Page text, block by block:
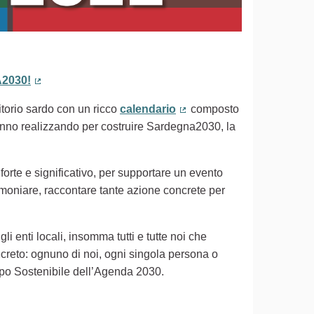
sardo con un ricco calendario
(Collegamento esterno)
composto
realizzando per costruire Sardegna2030, la
e significativo, per supportare un evento
raccontare tante azione concrete per
enti locali, insomma tutti e tutte noi che
ognuno di noi, ogni singola persona o
Sostenibile dell’Agenda 2030.